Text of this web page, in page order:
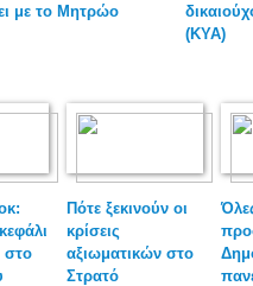
με το Μητρώο
(ΚΥΑ)
στο
Πότε ξεκινούν οι
κρίσεις
αξιωματικών στο
Στρατό